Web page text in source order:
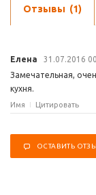
Отзывы (1)
Елена
31.07.2016
Замечательная,
кухня.
Имя Цитировать
ОСТАВИТЬ